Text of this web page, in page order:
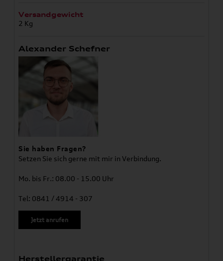
Versandgewicht
2 Kg
Alexander Schefner
Sie haben Fragen?
Setzen Sie sich gerne mit mir in Verbindung.
Mo. bis Fr.: 08.00 - 15.00 Uhr
Tel: 0841 / 4914 - 307
Jetzt anrufen
Herstellergarantie